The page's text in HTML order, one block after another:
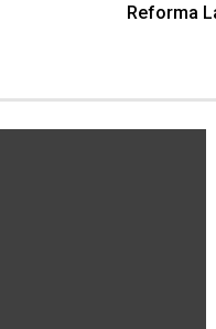
Reforma